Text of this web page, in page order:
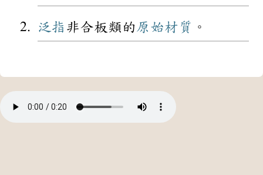
泛指 非合板類的 原始材質 。